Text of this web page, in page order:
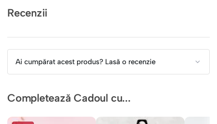
Recenzii
Ai cumpărat acest produs? Lasă o recenzie
Completează Cadoul cu...